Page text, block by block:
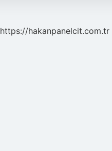
https://hakanpanelcit.com.tr